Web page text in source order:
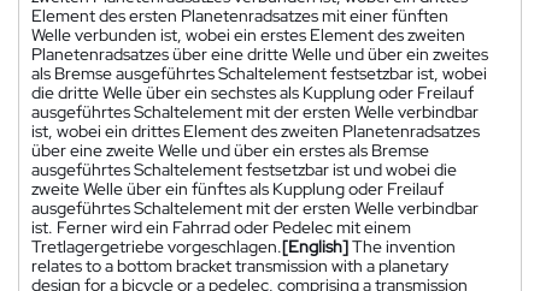
Element des ersten Planetenradsatzes mit einer fünften
Welle verbunden ist, wobei ein erstes Element des zweiten
Planetenradsatzes über eine dritte Welle und über ein zweites
als Bremse ausgeführtes Schaltelement festsetzbar ist, wobei
die dritte Welle über ein sechstes als Kupplung oder Freilauf
ausgeführtes Schaltelement mit der ersten Welle verbindbar
ist, wobei ein drittes Element des zweiten Planetenradsatzes
über eine zweite Welle und über ein erstes als Bremse
ausgeführtes Schaltelement festsetzbar ist und wobei die
zweite Welle über ein fünftes als Kupplung oder Freilauf
ausgeführtes Schaltelement mit der ersten Welle verbindbar
ist. Ferner wird ein Fahrrad oder Pedelec mit einem
Tretlagergetriebe vorgeschlagen.[English]The invention
relates to a bottom bracket transmission with a planetary
design for a bicycle or a pedelec, comprising a transmission